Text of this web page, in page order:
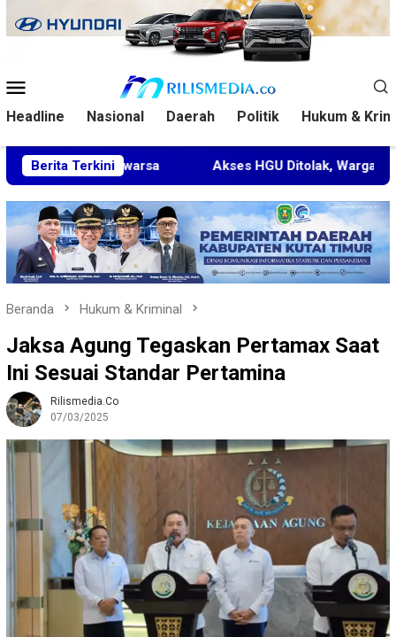
ke
Mobile
Headline Nasional Daerah Politik Hukum &
Berita Terkini Akses HGU Ditolak, Warga Rantau Pulung
Beranda Hukum & Kriminal
Jaksa Agung Tegaskan Pertamax Saat
Ini Sesuai Standar Pertamina
Rilismedia.co
07/03/2025